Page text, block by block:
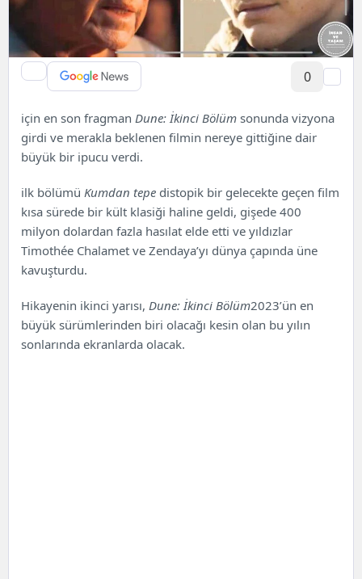
0
için en son fragman Dune: İkinci Bölüm sonunda vizyona
girdi ve merakla beklenen filmin nereye gittiğine dair
büyük bir ipucu verdi.
ilk bölümü Kumdan tepe distopik bir gelecekte geçen film
kısa sürede bir kült klasiği haline geldi, gişede 400
milyon dolardan fazla hasılat elde etti ve yıldızlar
Timothée Chalamet ve Zendaya’yı dünya çapında üne
kavuşturdu.
Hikayenin ikinci yarısı, Dune: İkinci Bölüm2023’ün en
büyük sürümlerinden biri olacağı kesin olan bu yılın
sonlarında ekranlarda olacak.